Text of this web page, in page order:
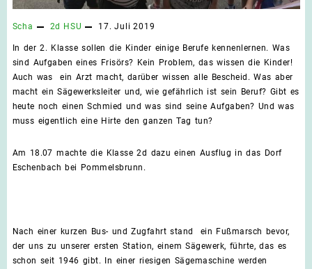
Scha 2d HSU 17. Juli 2019
In der 2. Klasse sollen die Kinder einige Berufe kennenlernen. Was
sind Aufgaben eines Frisörs? Kein Problem, das wissen die Kinder!
Auch was ein Arzt macht, darüber wissen alle Bescheid. Was aber
macht ein Sägewerksleiter und, wie gefährlich ist sein Beruf? Gibt es
heute noch einen Schmied und was sind seine Aufgaben? Und was
muss eigentlich eine Hirte den ganzen Tag tun?
Am 18.07 machte die Klasse 2d dazu einen Ausflug in das Dorf
Eschenbach bei Pommelsbrunn.
Nach einer kurzen Bus- und Zugfahrt stand ein Fußmarsch bevor,
der uns zu unserer ersten Station, einem Sägewerk, führte, das es
schon seit 1946 gibt. In einer riesigen Sägemaschine werden